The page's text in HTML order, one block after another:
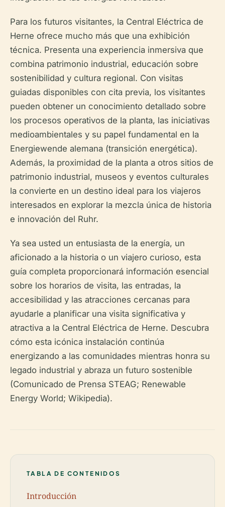
Para los futuros visitantes, la Central Eléctrica de
Herne ofrece mucho más que una exhibición
técnica. Presenta una experiencia inmersiva que
combina patrimonio industrial, educación sobre
sostenibilidad y cultura regional. Con visitas
guiadas disponibles con cita previa, los visitantes
pueden obtener un conocimiento detallado sobre
los procesos operativos de la planta, las iniciativas
medioambientales y su papel fundamental en la
Energiewende alemana (transición energética).
Además, la proximidad de la planta a otros sitios de
patrimonio industrial, museos y eventos culturales
la convierte en un destino ideal para los viajeros
interesados en explorar la mezcla única de historia
e innovación del Ruhr.
Ya sea usted un entusiasta de la energía, un
aficionado a la historia o un viajero curioso, esta
guía completa proporcionará información esencial
sobre los horarios de visita, las entradas, la
accesibilidad y las atracciones cercanas para
ayudarle a planificar una visita significativa y
atractiva a la Central Eléctrica de Herne. Descubra
cómo esta icónica instalación continúa
energizando a las comunidades mientras honra su
legado industrial y abraza un futuro sostenible
(Comunicado de Prensa STEAG; Renewable
Energy World; Wikipedia).
TABLA DE CONTENIDOS
Introducción